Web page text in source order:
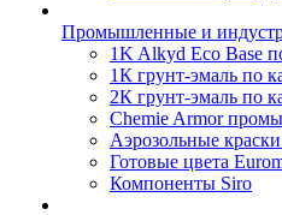
Промышленные и
1K Alkyd Eco Base
1К грунт-эмаль по
2К грунт-эмаль по
Chemie Armor
Аэрозольные
Готовые цвета
Компоненты Siro